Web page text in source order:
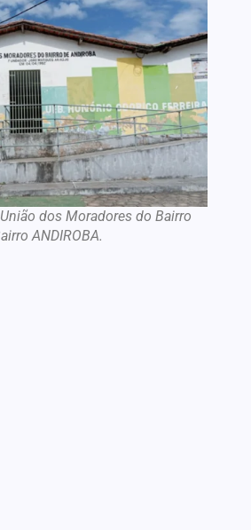
dos Moradores do Bairro
ANDIROBA.